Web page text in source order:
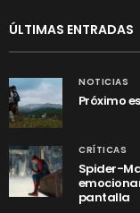
ÚLTIMAS ENTRADAS
NOTICIAS
Próximo
CRÍTICAS
Spider-
pantalla